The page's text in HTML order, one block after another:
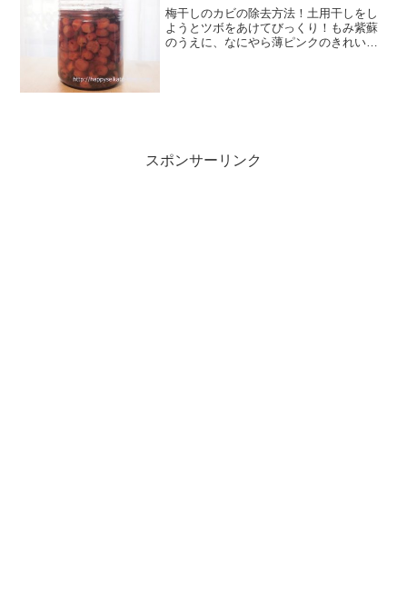
梅干しのカビの除去方法！土用干しをし
ようとツボをあけてびっくり！もみ紫蘇
のうえに、なにやら薄ピンクのきれいな
スポンサーリンク